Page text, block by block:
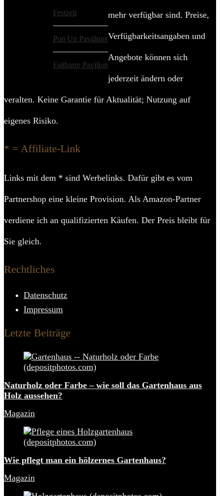
Festzelt
Pop Up Pavillons
Faltbarer Pavillon
mehr verfügbar sind. Preise,
Verfügbarkeitsangaben und
Angebote können sich
jederzeit ändern oder
veralten. Keine Garantie für Aktualität; Nutzung auf
eigenes Risiko.
* = Affiliate-Link
Links mit dem * sind Werbelinks. Dafür gibt es vom
Partnershop eine kleine Provision. Als Amazon-Partner
verdiene ich an qualifizierten Käufen. Der Preis bleibt für
Sie gleich.
Rechtliches
Datenschutz
Impressum
Letzte Beiträge
Naturholz oder Farbe – wie soll das Gartenhaus aus
Holz aussehen?
Magazin
Wie pflegt man ein hölzernes Gartenhaus?
Magazin